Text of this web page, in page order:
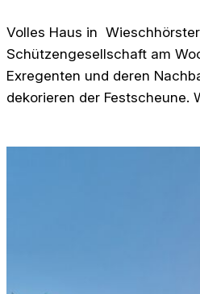
Volles Haus in
Schützengesellschaft am
Exregenten und deren
dekorieren der Festscheune.